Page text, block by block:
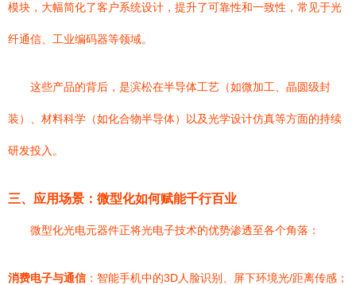
模块，大幅简化了客户系统设计，提升了可靠性和一致性，常见于光
纤通信、工业编码器等领域。
这些产品的背后，是滨松在半导体工艺（如微加工、晶圆级封
装）、材料科学（如化合物半导体）以及光学设计仿真等方面的持续
研发投入。
三、应用场景：微型化如何赋能千行百业
微型化光电元器件正将光电子技术的优势渗透至各个角落：
消费电子与通信：智能手机中的3D人脸识别、屏下环境光/距离传感；